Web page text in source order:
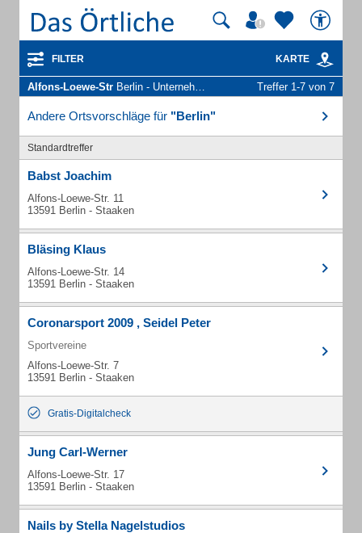
FILTER KARTE
Alfons-Loewe-Str Berlin - Unternehmen und Personen Treffer 1-7 von 7
Andere Ortsvorschläge für "Berlin"
Standardtreffer
Babst Joachim
Alfons-Loewe-Str. 11
13591 Berlin - Staaken
Bläsing Klaus
Alfons-Loewe-Str. 14
13591 Berlin - Staaken
Coronarsport 2009 , Seidel Peter
Sportvereine
Alfons-Loewe-Str. 7
13591 Berlin - Staaken
Gratis-Digitalcheck
Jung Carl-Werner
Alfons-Loewe-Str. 17
13591 Berlin - Staaken
Nails by Stella Nagelstudios